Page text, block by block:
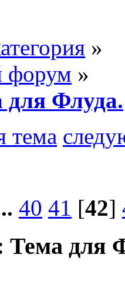
»
форум »
для Флуда.
тема
40 41 [42]
Тема для